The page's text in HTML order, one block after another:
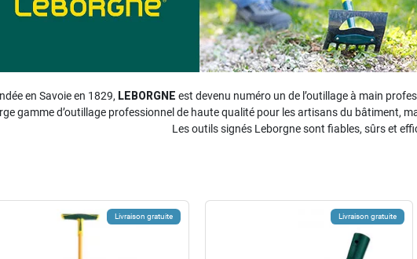
en Savoie en 1829, LEBORGNE est devenu numéro un de l’outillage à main
gamme d’outillage professionnel de haute qualité pour les artisans du bâtiment,
Les outils signés Leborgne sont fiables, sûrs et
Livraison gratuite Livraison gratuite